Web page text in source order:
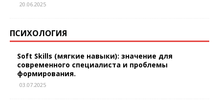
20.06.2025
ПСИХОЛОГИЯ
Soft Skills (мягкие навыки): значение для
современного специалиста и проблемы
формирования.
03.07.2025